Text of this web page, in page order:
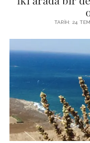
DERS
TARIH: 24